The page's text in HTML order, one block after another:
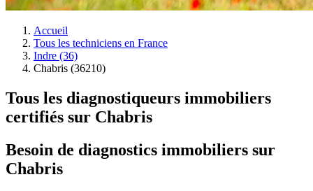
Accueil
Tous les techniciens en France
Indre (36)
Chabris (36210)
Tous les diagnostiqueurs immobiliers
certifiés sur Chabris
Besoin de diagnostics immobiliers sur
Chabris